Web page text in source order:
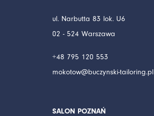
ul. Narbutta 83 lok. U6
02 - 524 Warszawa
+48 795 120 553
mokotow@buczynski-tailoring.pl
SALON POZNAŃ